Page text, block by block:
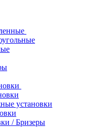
установки
/ Бризеры